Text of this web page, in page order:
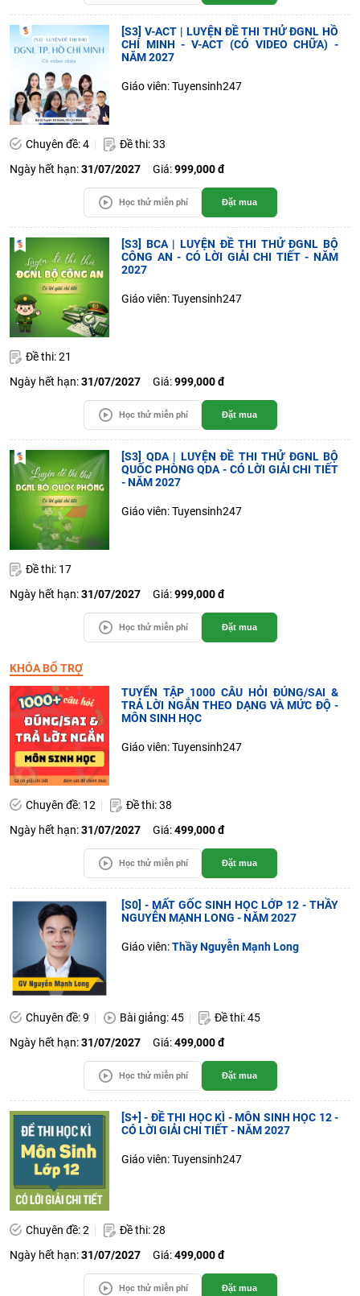
[S3] V-ACT | LUYỆN ĐỀ THI THỬ ĐGNL HỒ
CHÍ MINH - V-ACT (CÓ VIDEO CHỮA) -
NĂM 2027
Giáo viên: Tuyensinh247
Chuyên đề: 4
Đề thi: 33
Ngày hết hạn:31/07/2027 Giá:999,000 đ
Học thử miễn phí Đặt mua
[S3] BCA | LUYỆN ĐỀ THI THỬ ĐGNL BỘ
CÔNG AN - CÓ LỜI GIẢI CHI TIẾT - NĂM
2027
Giáo viên: Tuyensinh247
Đề thi: 21
Ngày hết hạn:31/07/2027 Giá:999,000 đ
Học thử miễn phí Đặt mua
[S3] QDA | LUYỆN ĐỀ THI THỬ ĐGNL BỘ
QUỐC PHÒNG QDA - CÓ LỜI GIẢI CHI TIẾT
- NĂM 2027
Giáo viên: Tuyensinh247
Đề thi: 17
Ngày hết hạn:31/07/2027 Giá:999,000 đ
Học thử miễn phí Đặt mua
KHÓA BỔ TRỢ
TUYỂN TẬP 1000 CÂU HỎI ĐÚNG/SAI &
TRẢ LỜI NGẮN THEO DẠNG VÀ MỨC ĐỘ -
MÔN SINH HỌC
Giáo viên: Tuyensinh247
Chuyên đề: 12
Đề thi: 38
Ngày hết hạn:31/07/2027 Giá:499,000 đ
Học thử miễn phí Đặt mua
[S0] - MẤT GỐC SINH HỌC LỚP 12 - THẦY
NGUYỄN MẠNH LONG - NĂM 2027
Giáo viên:Thầy Nguyễn Mạnh Long
Chuyên đề: 9 Bài giảng: 45
Đề thi: 45
Ngày hết hạn:31/07/2027 Giá:499,000 đ
Học thử miễn phí Đặt mua
[S+] - ĐỀ THI HỌC KÌ - MÔN SINH HỌC 12 -
CÓ LỜI GIẢI CHI TIẾT - NĂM 2027
Giáo viên: Tuyensinh247
Chuyên đề: 2
Đề thi: 28
Ngày hết hạn:31/07/2027 Giá:499,000 đ
Học thử miễn phí Đặt mua